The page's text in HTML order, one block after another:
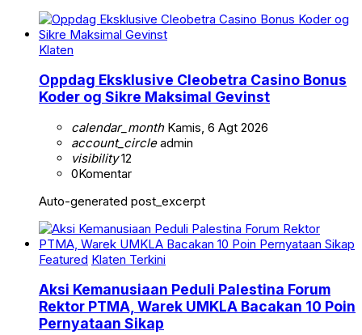
Klaten
Oppdag Eksklusive Cleobetra Casino Bonus
Koder og Sikre Maksimal Gevinst
calendar_monthKamis, 6 Agt 2026
account_circleadmin
visibility12
0Komentar
Auto-generated post_excerpt
Featured Klaten Terkini
Aksi Kemanusiaan Peduli Palestina Forum
Rektor PTMA, Warek UMKLA Bacakan 10 Poin
Pernyataan Sikap